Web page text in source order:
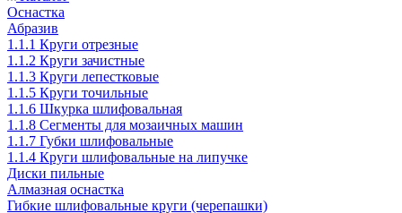
Оснастка
Абразив
1.1.1 Круги отрезные
1.1.2 Круги зачистные
1.1.3 Круги лепестковые
1.1.5 Круги точильные
1.1.6 Шкурка шлифовальная
1.1.8 Сегменты для мозаичных машин
1.1.7 Губки шлифовальные
1.1.4 Круги шлифовальные на липучке
Диски пильные
Алмазная оснастка
Гибкие шлифовальные круги (черепашки)